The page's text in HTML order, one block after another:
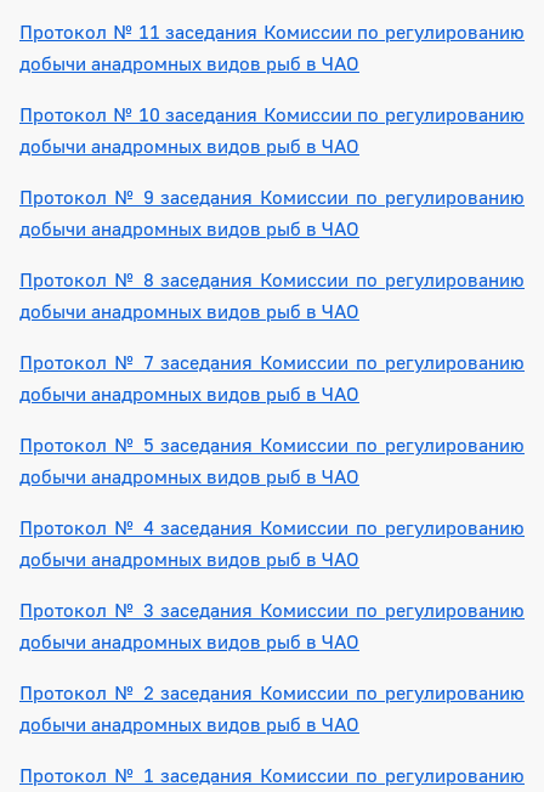
Протокол № 11 заседания Комиссии по регулированию
добычи анадромных видов рыб в ЧАО
Протокол № 10 заседания Комиссии по регулированию
добычи анадромных видов рыб в ЧАО
Протокол № 9 заседания Комиссии по регулированию
добычи анадромных видов рыб в ЧАО
Протокол № 8 заседания Комиссии по регулированию
добычи анадромных видов рыб в ЧАО
Протокол № 7 заседания Комиссии по регулированию
добычи анадромных видов рыб в ЧАО
Протокол № 5 заседания Комиссии по регулированию
добычи анадромных видов рыб в ЧАО
Протокол № 4 заседания Комиссии по регулированию
добычи анадромных видов рыб в ЧАО
Протокол № 3 заседания Комиссии по регулированию
добычи анадромных видов рыб в ЧАО
Протокол № 2 заседания Комиссии по регулированию
добычи анадромных видов рыб в ЧАО
Протокол № 1 заседания Комиссии по регулированию